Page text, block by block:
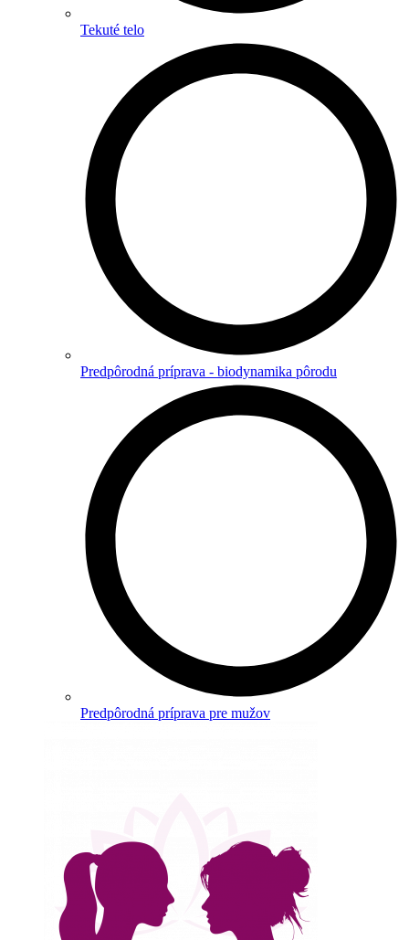
Tekuté telo
Predpôrodná príprava - biodynamika pôrodu
Predpôrodná príprava pre mužov